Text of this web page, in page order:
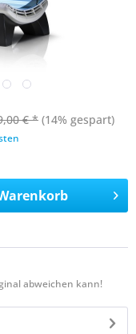
€ * (14% gespart)
abweichen kann!